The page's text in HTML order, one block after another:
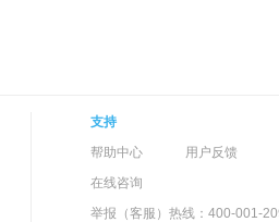
支持
帮助中心
用户反馈
在线咨询
举报（客服）热线：400-001-